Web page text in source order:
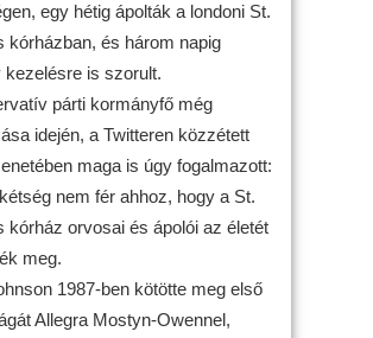
egy hétig ápolták a londoni St.
kórházban, és három napig
kezelésre is szorult.
párti kormányfő még
idején, a Twitteren közzétett
maga is úgy fogalmazott:
nem fér ahhoz, hogy a St.
kórház orvosai és ápolói az életét
meg.
1987-ben kötötte meg első
Allegra Mostyn-Owennel,